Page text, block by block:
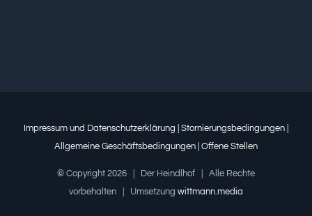
Impressum und Datenschutzerklärung Stornierungsbedingungen
Allgemeine Geschäftsbedingungen Offene Stellen
© Copyright 2026 | Der Heindlhof | Alle Rechte
vorbehalten | Umsetzung wittmann.media